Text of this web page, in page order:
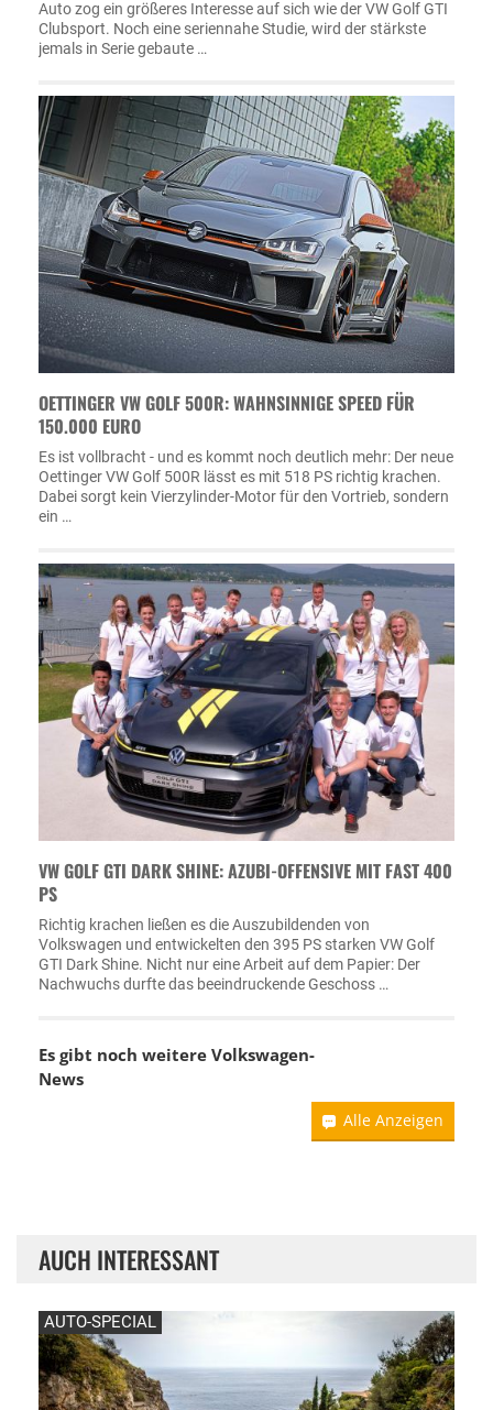
Auto zog ein größeres Interesse auf sich wie der VW Golf GTI
Clubsport. Noch eine seriennahe Studie, wird der stärkste
jemals in Serie gebaute …
OETTINGER VW GOLF 500R: WAHNSINNIGE SPEED FÜR
150.000 EURO
Es ist vollbracht - und es kommt noch deutlich mehr: Der neue
Oettinger VW Golf 500R lässt es mit 518 PS richtig krachen.
Dabei sorgt kein Vierzylinder-Motor für den Vortrieb, sondern
ein …
VW GOLF GTI DARK SHINE: AZUBI-OFFENSIVE MIT FAST 400
PS
Richtig krachen ließen es die Auszubildenden von
Volkswagen und entwickelten den 395 PS starken VW Golf
GTI Dark Shine. Nicht nur eine Arbeit auf dem Papier: Der
Nachwuchs durfte das beeindruckende Geschoss …
Es gibt noch weitere Volkswagen-
News
Alle Anzeigen
AUCH INTERESSANT
AUTO-SPECIAL